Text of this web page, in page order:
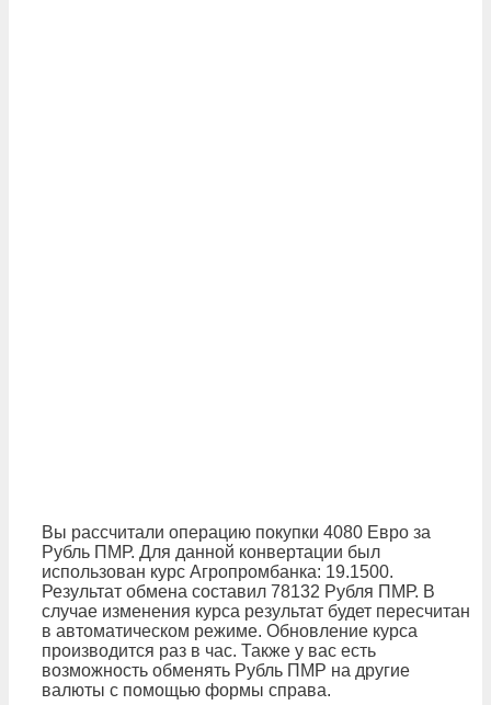
Вы рассчитали операцию покупки 4080 Евро за
Рубль ПМР. Для данной конвертации был
использован курс Агропромбанка: 19.1500.
Результат обмена составил 78132 Рубля ПМР. В
случае изменения курса результат будет пересчитан
в автоматическом режиме. Обновление курса
производится раз в час. Также у вас есть
возможность обменять Рубль ПМР на другие
валюты с помощью формы справа.